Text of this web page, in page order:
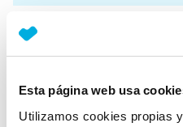
Esta página web usa
Utilizamos cookies propias